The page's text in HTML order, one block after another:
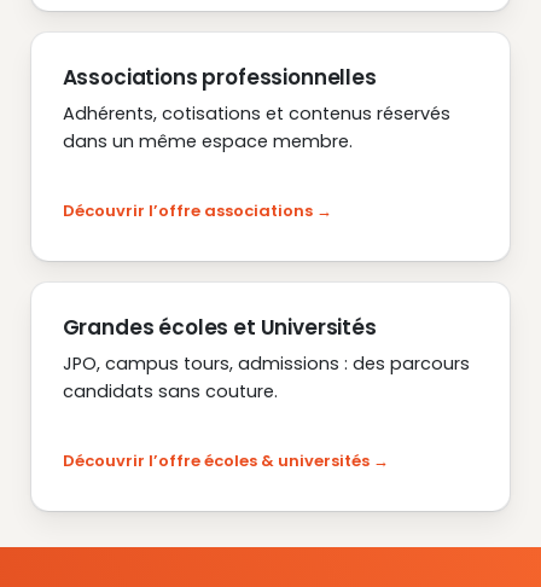
Associations professionnelles
Adhérents, cotisations et contenus réservés
dans un même espace membre.
Découvrir l’offre associations
Grandes écoles et Universités
JPO, campus tours, admissions : des parcours
candidats sans couture.
Découvrir l’offre écoles & universités